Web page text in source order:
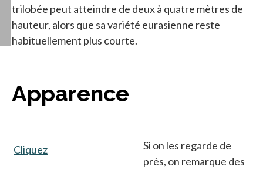
trilobée peut atteindre de deux à quatre mètres de
hauteur, alors que sa variété eurasienne reste
habituellement plus courte.
Apparence
Cliquez s’ouvre dans un nouvel ongletSi on les regarde de
près, on remarque des